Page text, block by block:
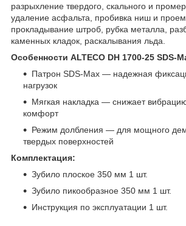
разрыхление твердого, скального и
удаление асфальта, пробивка ниш и
прокладывание штроб, рубка металла,
каменных кладок, раскалывания льда.
Особенности ALTECO DH 1700-25 SDS-
Патрон SDS-Max — надежная
нагрузок
Мягкая накладка — снижает
комфорт
Режим долбления — для мощного
твердых поверхностей
Комплектация:
Зубило плоское 350 мм 1 шт.
Зубило пикообразное 350 мм 1 шт.
Инструкция по эксплуатации 1 шт.